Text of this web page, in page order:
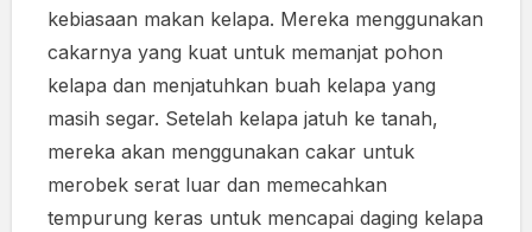
kebiasaan makan kelapa. Mereka menggunakan
cakarnya yang kuat untuk memanjat pohon
kelapa dan menjatuhkan buah kelapa yang
masih segar. Setelah kelapa jatuh ke tanah,
mereka akan menggunakan cakar untuk
merobek serat luar dan memecahkan
tempurung keras untuk mencapai daging kelapa